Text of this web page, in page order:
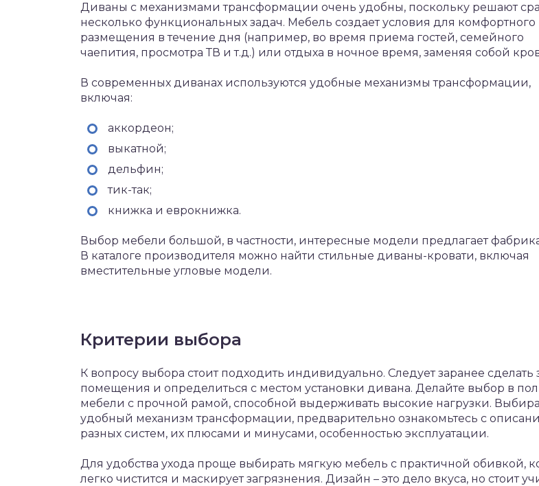
Диваны с механизмами трансформации очень удобны, поскольку решают
несколько функциональных задач. Мебель создает условия для комфортного
размещения в течение дня (например, во время приема гостей, семейного
чаепития, просмотра ТВ и т.д.) или отдыха в ночное время, заменяя собой
В современных диванах используются удобные механизмы трансформации,
включая:
аккордеон;
выкатной;
дельфин;
тик-так;
книжка и еврокнижка.
Выбор мебели большой, в частности, интересные модели предлагает
В каталоге производителя можно найти стильные диваны-кровати, включая
вместительные угловые модели.
Критерии выбора
К вопросу выбора стоит подходить индивидуально. Следует заранее сделать
помещения и определиться с местом установки дивана. Делайте выбор в
мебели с прочной рамой, способной выдерживать высокие нагрузки.
удобный механизм трансформации, предварительно ознакомьтесь с
разных систем, их плюсами и минусами, особенностью эксплуатации.
Для удобства ухода проще выбирать мягкую мебель с практичной обивкой,
легко чистится и маскирует загрязнения. Дизайн – это дело вкуса, но стоит